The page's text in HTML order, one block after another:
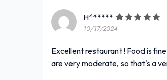
H******
10/17/2024
Excellent restaurant ! Food is
are very moderate, so that's a